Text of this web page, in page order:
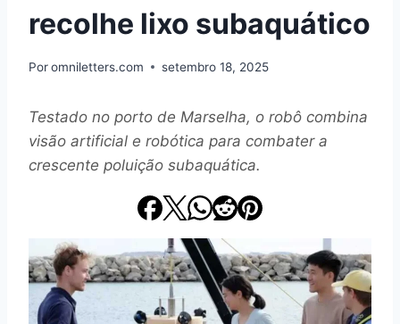
recolhe lixo subaquático
Poromniletters.com setembro 18, 2025
Testado no porto de Marselha, o robô combina
visão artificial e robótica para combater a
crescente poluição subaquática.